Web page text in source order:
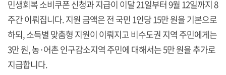
민생회복 소비쿠폰 신청과 지급이 이달 21일부터 9월 12일까지 8
주간 이뤄집니다. 지원 금액은 전 국민 1인당 15만 원을 기본으로
하되, 소득별 맞춤형 지원이 이뤄지고 비수도권 지역 주민에게는
3만 원, 농·어촌 인구감소지역 주민에 대해서는 5만 원을 추가로
지급합니다.